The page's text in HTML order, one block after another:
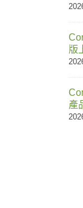
版
產